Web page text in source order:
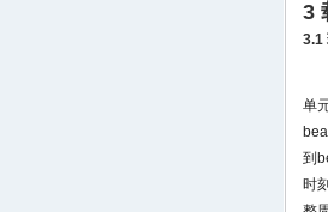
3
3.1
单
到
时